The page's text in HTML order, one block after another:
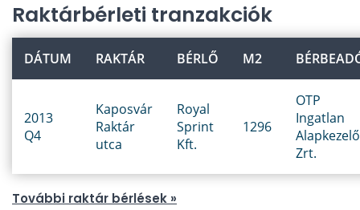
Raktárbérleti tranzakciók
DÁTUM RAKTÁR BÉRLŐ M2
2013
Q4
Kaposvár
Raktár
utca
Royal
Sprint
Kft.
1296
OTP
Ingatlan
Alapkezelő
Zrt.
További raktár bérlések »